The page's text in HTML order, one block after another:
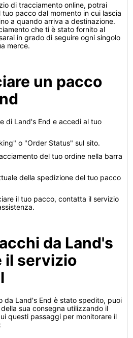
di tracciamento online, potrai
pacco dal momento in cui lascia
a quando arriva a destinazione.
che ti è stato fornito al
in grado di seguire ogni singolo
merce.
un pacco
di Land's End e accedi al tuo
o "Order Status" sul sito.
del tuo ordine nella barra
della spedizione del tuo pacco
il tuo pacco, contatta il servizio
da Land's
il servizio
da Land's End è stato spedito, puoi
sua consegna utilizzando il
questi passaggi per monitorare il